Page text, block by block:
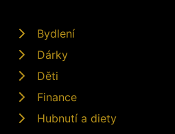
Bydlení
Dárky
Děti
Finance
Hubnutí a diety